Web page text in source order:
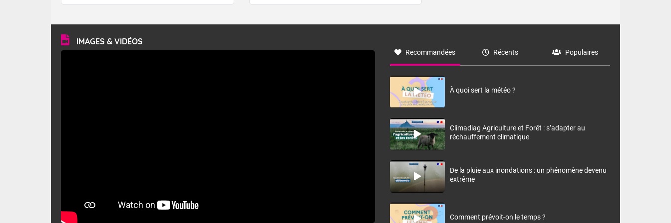
forêt. Mais qu'est-ce que le mistral ? Quelles sont ses
vitesse moyenne de 50 km/h et atteindre 80 à 100 km/h
en rafales, parfois davantage. Il parcourt la basse vallée
du Rhône et la Provence et envahit le littoral
méditerranéen à partir de la Camargue.
de forêt. Mais qu'est-ce que la tramontane ? Quelles sont
à nord-ouest, dans un secteur qui part du Roussillon à la
monts, en allusion aux régions montagneuses d’où
IMAGES & VIDÉOS
Recommandées Récents Populaires
À quoi sert la météo ?
Climadiag Agriculture et Forêt : s’adapter au
réchauffement climatique
De la pluie aux inondations : un phénomène devenu
extrême
Comment prévoit-on le temps ?